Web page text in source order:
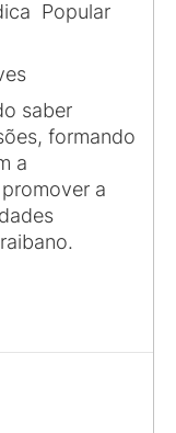
Popular
saber
formando
a
a